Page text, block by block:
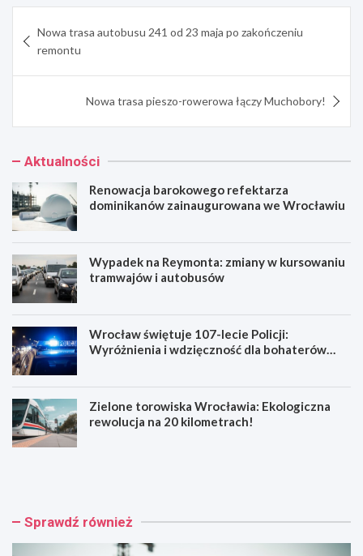
wpisu
Nowa trasa autobusu 241 od 23 maja po zakończeniu
remontu
Nowa trasa pieszo-rowerowa łączy Muchobory!
Aktualności
Renowacja barokowego refektarza
dominikanów zainaugurowana we Wrocławiu
Wypadek na Reymonta: zmiany w kursowaniu
tramwajów i autobusów
Wrocław świętuje 107-lecie Policji:
Wyróżnienia i wdzięczność dla bohaterów
Zielone torowiska Wrocławia: Ekologiczna
rewolucja na 20 kilometrach!
R
a
W
e Sprawdź również